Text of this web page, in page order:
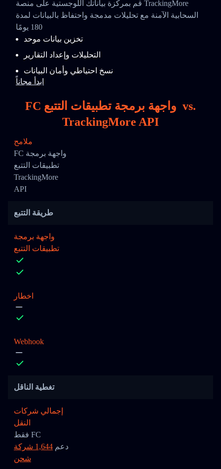
قم بمركزة بياناتك اللوجستية على منصة TrackingMore
السحابية الآمنة مع تحليلات مدمجة واحتفاظ بالبيانات لمدة
180 يومًا
تخزين بيانات موحد
التحليلات وإعداد التقارير
نسخ احتياطي وأمان البيانات
ابدأ مجاناً
FC واجهة برمجة تطبيقات التتبع vs.
TrackingMore API
ملامح
FC واجهة برمجة
تطبيقات التتبع
TrackingMore
API
طريقة التتبع
واجهة برمجة
تطبيقات التتبع
اخطار
Webhook
تغطية الناقل
إجمالي شركات
النقل
فقط FC
دعم
1,644 شركة
شحن